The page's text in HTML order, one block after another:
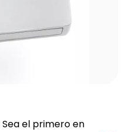
Sea el primero en